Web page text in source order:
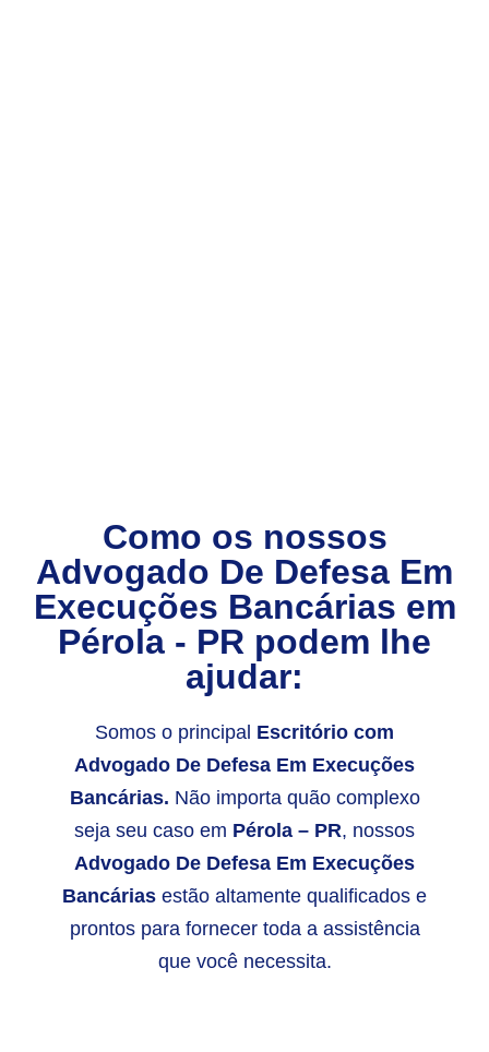
Como os nossos
Advogado De Defesa Em
Execuções Bancárias em
Pérola - PR podem lhe
ajudar:
Somos o principal Escritório com
Advogado De Defesa Em Execuções
Bancárias. Não importa quão complexo
seja seu caso em Pérola – PR, nossos
Advogado De Defesa Em Execuções
Bancárias estão altamente qualificados e
prontos para fornecer toda a assistência
que você necessita.